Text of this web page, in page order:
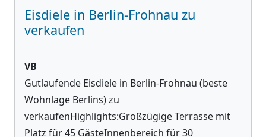
Eisdiele in Berlin-Frohnau zu
verkaufen
VB
Gutlaufende Eisdiele in Berlin-Frohnau (beste
Wohnlage Berlins) zu
verkaufenHighlights:Großzügige Terrasse mit
Platz für 45 GästeInnenbereich für 30